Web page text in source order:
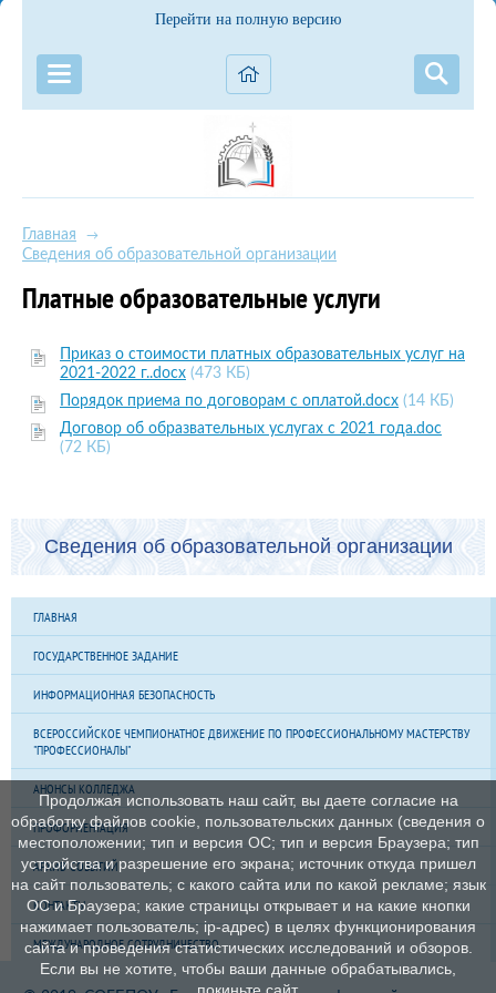
Перейти на полную версию
Главная →
Сведения об образовательной организации
Платные образовательные услуги
Приказ о стоимости платных образовательных услуг на
2021-2022 г..docx (473 КБ)
Порядок приема по договорам с оплатой.docx (14 КБ)
Договор об образвательных услугах с 2021 года.doc
(72 КБ)
Сведения об образовательной организации
ГЛАВНАЯ
ГОСУДАРСТВЕННОЕ ЗАДАНИЕ
ИНФОРМАЦИОННАЯ БЕЗОПАСНОСТЬ
ВСЕРОССИЙСКОЕ ЧЕМПИОНАТНОЕ ДВИЖЕНИЕ ПО ПРОФЕССИОНАЛЬНОМУ МАСТЕРСТВУ
"ПРОФЕССИОНАЛЫ"
АНОНСЫ КОЛЛЕДЖА
ПРОФОРИЕНТАЦИЯ
АРХИВ СОБЫТИЙ
КОНТАКТЫ
МЕЖДУНАРОДНОЕ СОТРУДНИЧЕСТВО
Продолжая использовать наш сайт, вы даете согласие на
обработку файлов cookie, пользовательских данных (сведения о
местоположении; тип и версия ОС; тип и версия Браузера; тип
устройства и разрешение его экрана; источник откуда пришел
на сайт пользователь; с какого сайта или по какой рекламе; язык
ОС и Браузера; какие страницы открывает и на какие кнопки
нажимает пользователь; ip-адрес) в целях функционирования
сайта и проведения статистических исследований и обзоров.
Если вы не хотите, чтобы ваши данные обрабатывались,